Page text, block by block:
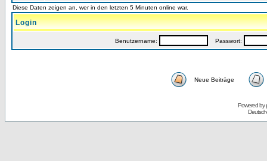
Diese Daten zeigen an, wer in den letzten 5 Minuten online war.
Login
Benutzername: Passwort:
Neue Beiträge
Powered by